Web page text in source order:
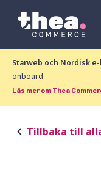
Starweb och Nordisk
onboard
Läs mer om Thea
Tillbaka till